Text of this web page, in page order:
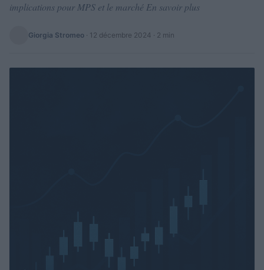
implications pour MPS et le marché En savoir plus
Giorgia Stromeo · 12 décembre 2024 · 2 min